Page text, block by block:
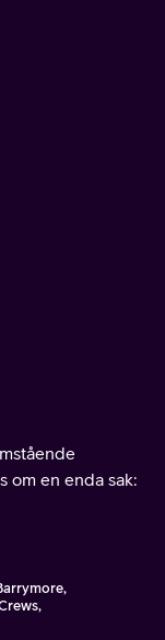
om en enda sak: